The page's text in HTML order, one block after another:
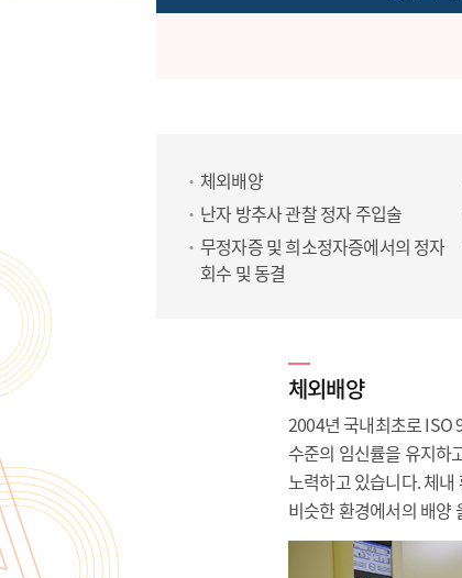
체외배양
난자 방추사 관찰 정자 주입술
무정자증 및 희소정자증에서의 정자
회수 및 동결
체외배양
2004년 국내최초로 ISO
수준의 임신률을 유지하
노력하고 있습니다. 체
비슷한 환경에서의 배양